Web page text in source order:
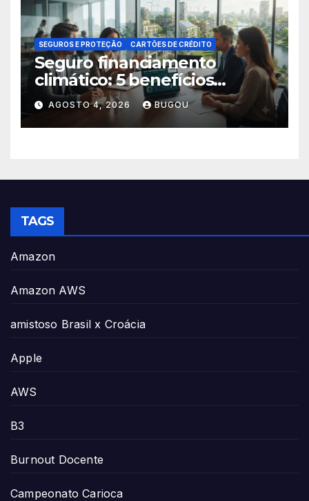
SEGUROS E PROTEÇÃO CARTÕES DE CRÉDITO
Seguro financiamento
climático: 5 benefícios
essenciais
AGOSTO 4, 2026 BUGOU
TAGS
Amazon
Amazon AWS
amistoso Brasil x Croácia
Apple
AWS
B3
Burnout Docente
Campeonato Carioca